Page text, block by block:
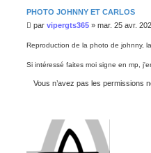
PHOTO JOHNNY ET CARLOS
M
s
a
e
par vipergts365 » mar. 25 avr.
Reproduction de la photo de johnny,
Si intéressé faites moi signe en mp,
Vous n’avez pas les permissions